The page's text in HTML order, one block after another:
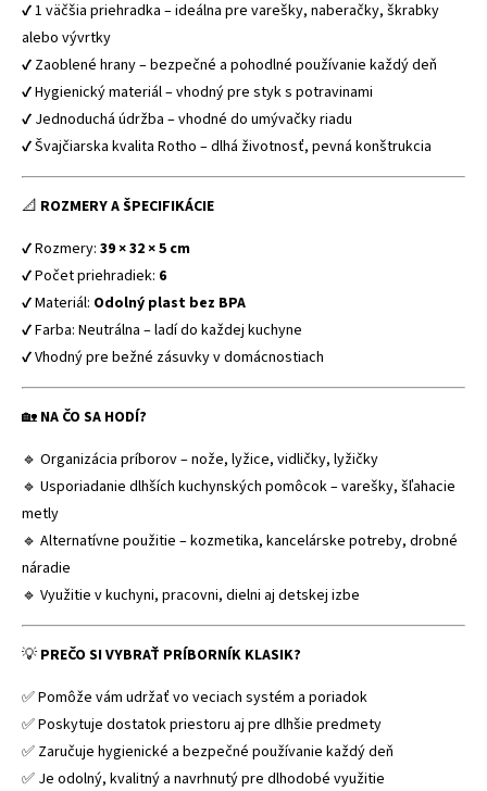
✔ 1 väčšia priehradka – ideálna pre varešky, naberačky, škrabky
alebo vývrtky
✔ Zaoblené hrany – bezpečné a pohodlné používanie každý deň
✔ Hygienický materiál – vhodný pre styk s potravinami
✔ Jednoduchá údržba – vhodné do umývačky riadu
✔ Švajčiarska kvalita Rotho – dlhá životnosť, pevná konštrukcia
📐 ROZMERY A ŠPECIFIKÁCIE
✔ Rozmery: 39 × 32 × 5 cm
✔ Počet priehradiek: 6
✔ Materiál: Odolný plast bez BPA
✔ Farba: Neutrálna – ladí do každej kuchyne
✔ Vhodný pre bežné zásuvky v domácnostiach
🏡 NA ČO SA HODÍ?
🔹 Organizácia príborov – nože, lyžice, vidličky, lyžičky
🔹 Usporiadanie dlhších kuchynských pomôcok – varešky, šľahacie
metly
🔹 Alternatívne použitie – kozmetika, kancelárske potreby, drobné
náradie
🔹 Využitie v kuchyni, pracovni, dielni aj detskej izbe
💡 PREČO SI VYBRAŤ PRÍBORNÍK KLASIK?
✅ Pomôže vám udržať vo veciach systém a poriadok
✅ Poskytuje dostatok priestoru aj pre dlhšie predmety
✅ Zaručuje hygienické a bezpečné používanie každý deň
✅ Je odolný, kvalitný a navrhnutý pre dlhodobé využitie